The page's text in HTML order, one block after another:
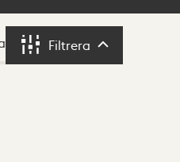
Filtrera Filtrera